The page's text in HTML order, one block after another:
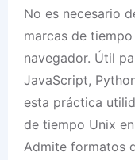
No es necesario
marcas de
navegador. Útil
JavaScript,
esta práctica
de tiempo Unix
Admite formatos